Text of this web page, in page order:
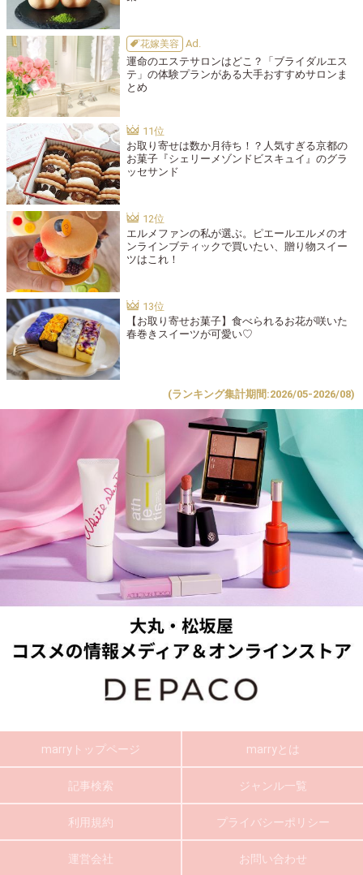
花嫁美容
運命のエステサロンはどこ？「ブライダルエス
テ」の体験プランがある大手おすすめサロンま
とめ
お取り寄せは数か月待ち！？人気すぎる京都の
お菓子『シェリーメゾンドビスキュイ』のグラ
ッセサンド
エルメファンの私が選ぶ。ピエールエルメのオ
ンラインブティックで買いたい、贈り物スイー
ツはこれ！
【お取り寄せお菓子】食べられるお花が咲いた
春巻きスイーツが可愛い♡
(ランキング集計期間:2026/05-2026/08)
marryトップページ marryとは
記事検索 ジャンル一覧
利用規約 プライバシーポリシー
運営会社 お問い合わせ